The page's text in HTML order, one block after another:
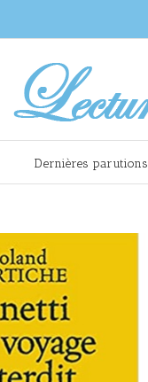
Dernières parutions